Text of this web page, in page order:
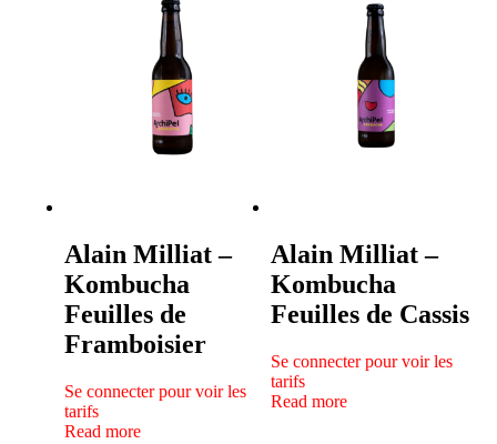
Alain Milliat –
Kombucha
Feuilles de
Framboisier
Se connecter pour voir les
tarifs
Read more
Alain Milliat –
Kombucha
Feuilles de Cassis
Se connecter pour voir les
tarifs
Read more